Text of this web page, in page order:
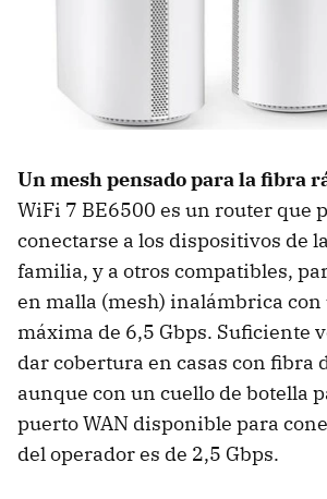
Un mesh pensado para la fibra
WiFi 7 BE6500 es un router que
conectarse a los dispositivos de
familia, y a otros compatibles,
en malla (mesh) inalámbrica
máxima de 6,5 Gbps. Suficiente
dar cobertura en casas con fibra
aunque con un cuello de botella
puerto WAN disponible para
del operador es de 2,5 Gbps.